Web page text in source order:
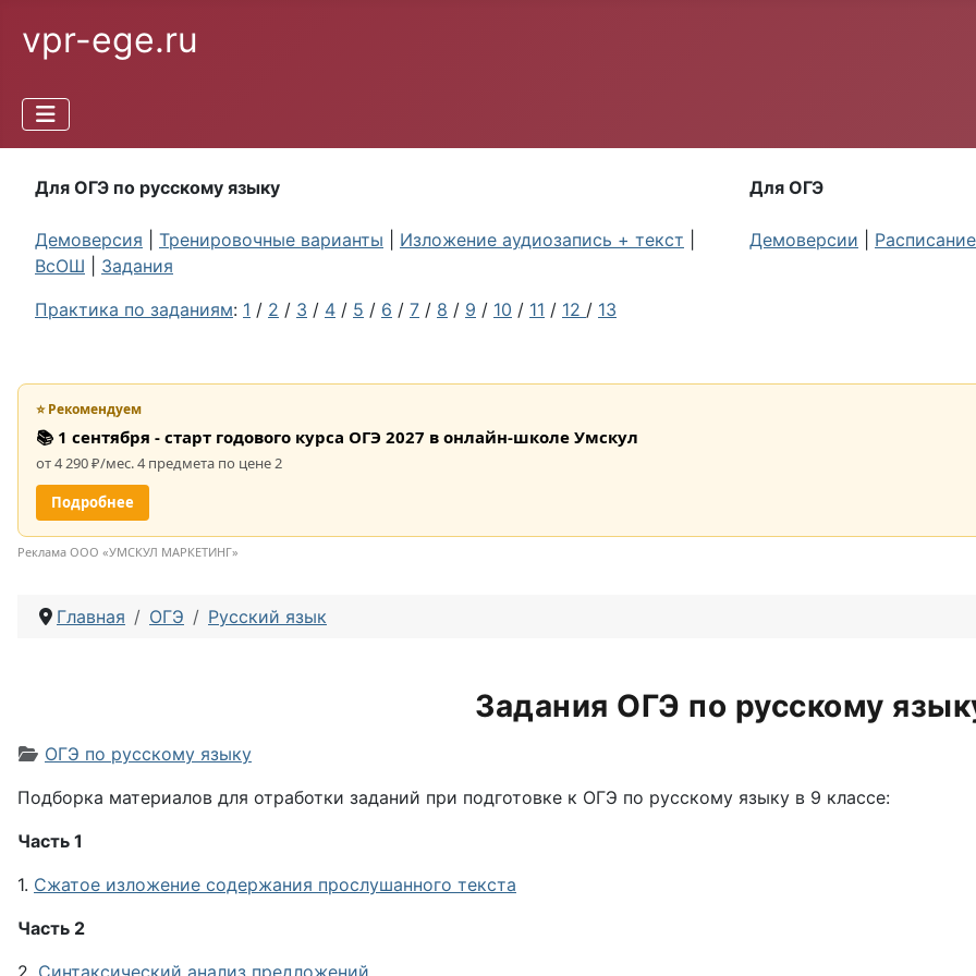
vpr-ege.ru
Для ОГЭ по русскому языку
Демоверсия Тренировочные варианты Изложение аудиозапись + текст
ВсОШ
Задания
Практика по заданиям: 1 / 2 / 3 / 4 / 5 / 6 / 7 / 8 / 9 / 10 / 11 / 12 / 13
Для ОГЭ
Демоверсии Расписание
⭐ Рекомендуем
📚 1 сентября - старт годового курса ОГЭ 2027 в онлайн-школе Умскул
от 4 290 ₽/мес. 4 предмета по цене 2
Подробнее
Реклама ООО «УМСКУЛ МАРКЕТИНГ»
Главная ОГЭ Русский язык
Задания ОГЭ по русскому
Информация о материале
ОГЭ по русскому языку
Подборка материалов для отработки заданий при подготовке к ОГЭ по русскому языку в 9 классе:
Часть 1
1. Сжатое изложение содержания прослушанного текста
Часть 2
2. Синтаксический анализ предложений